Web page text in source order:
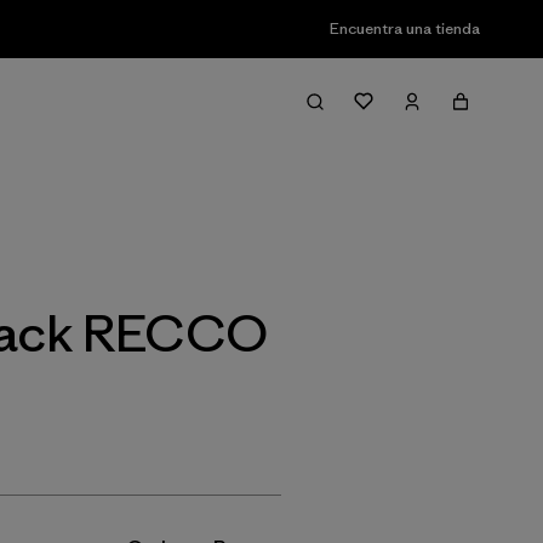
Encuentra una tienda
Filter & Sort
RECCO